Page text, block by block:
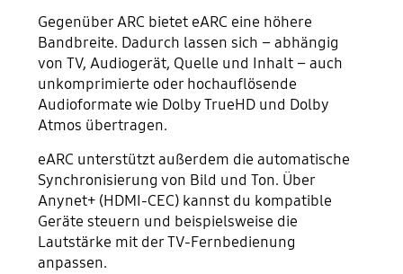
Gegenüber ARC bietet eARC eine höhere
Bandbreite. Dadurch lassen sich – abhängig
von TV, Audiogerät, Quelle und Inhalt – auch
unkomprimierte oder hochauflösende
Audioformate wie Dolby TrueHD und Dolby
Atmos übertragen.
eARC unterstützt außerdem die automatische
Synchronisierung von Bild und Ton. Über
Anynet+ (HDMI-CEC) kannst du kompatible
Geräte steuern und beispielsweise die
Lautstärke mit der TV-Fernbedienung
anpassen.